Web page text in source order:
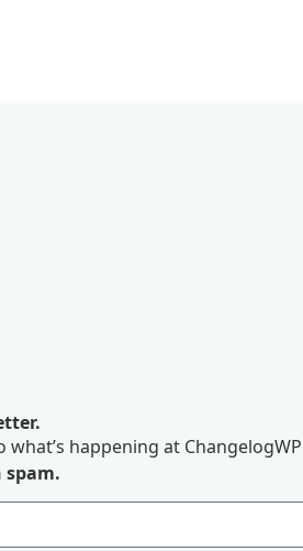
what’s happening at
spam.